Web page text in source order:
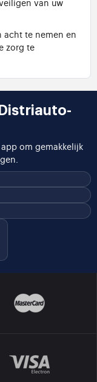
acht te nemen en
zorg te
om gemakkelijk